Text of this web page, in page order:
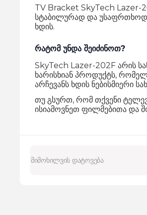
TV Bracket SkyTech Lazer-
სტაბილურად და უსაფრთხოდ
ხდის.
რატომ უნდა შეიძინოთ?
SkyTech Lazer-202F არის
ხარისხიან პროდუქტს,
არჩევანს ხდის ნებისმიერი
თუ გსურთ, რომ თქვენი
ისიამოვნეთ ფილმებითა და